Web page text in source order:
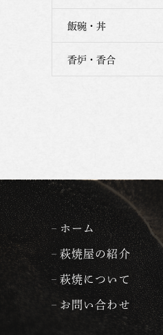
飯碗・丼
香炉・香合
ホーム
萩焼屋の紹介
萩焼について
お問い合わせ